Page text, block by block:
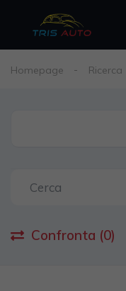
Homepage Ricerca
Confronta (0)